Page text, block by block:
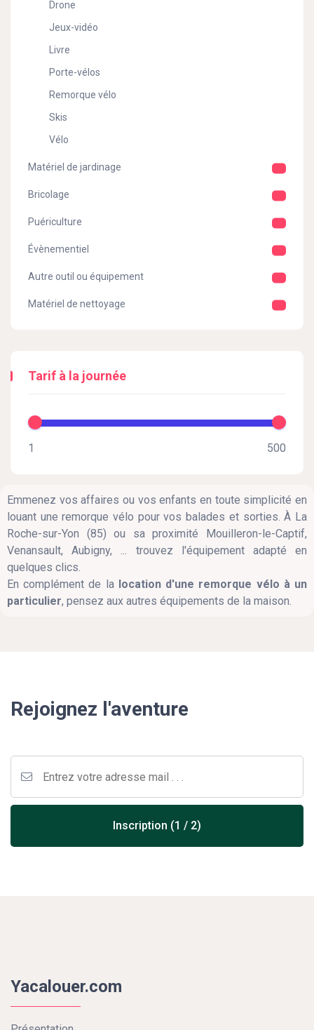
Drone
Jeux-vidéo
Livre
Porte-vélos
Remorque vélo
Skis
Vélo
Matériel de jardinage
Bricolage
Puériculture
Évènementiel
Autre outil ou équipement
Matériel de nettoyage
Tarif à la journée
Emmenez vos affaires ou vos enfants en toute simplicité en
louant une remorque vélo pour vos balades et sorties. À La
Roche-sur-Yon (85) ou sa proximité Mouilleron-le-Captif,
Venansault, Aubigny, ... trouvez l'équipement adapté en
quelques clics.
En complément de la location d'une remorque vélo à un
particulier, pensez aux autres équipements de la maison.
Rejoignez l'aventure
Inscription (1 / 2)
Yacalouer.com